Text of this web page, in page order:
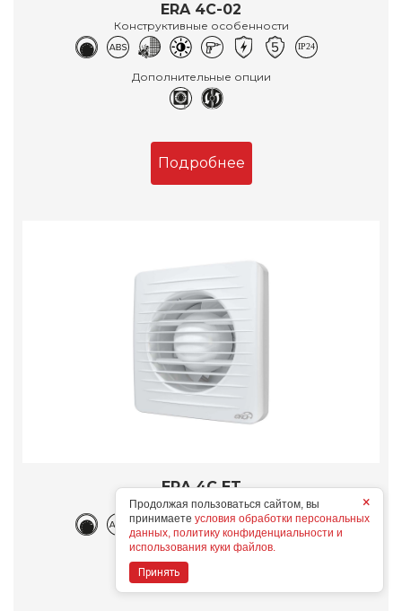
ERA 4C-02
Конструктивные особенности
Дополнительные опции
Подробнее
ERA 4C ET
Конструктивные особенности
Дополнительные опции
×
Продолжая пользоваться сайтом, вы
принимаете условия обработки персональных
данных, политику конфиденциальности и
использования куки файлов.
Принять